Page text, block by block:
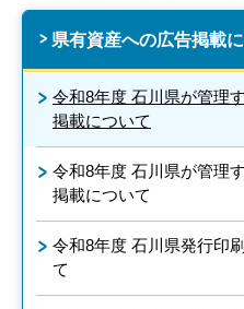
県有資産への広告掲載
令和8年度 石川県が管理
掲載について
令和8年度 石川県が管理
掲載について
令和8年度 石川県発行印
て